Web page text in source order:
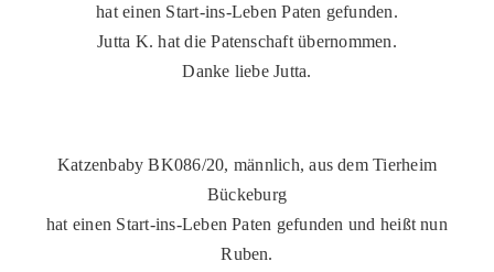
hat einen Start-ins-Leben Paten gefunden.
Jutta K. hat die Patenschaft übernommen.
Danke liebe Jutta.
Katzenbaby BK086/20, männlich, aus dem Tierheim
Bückeburg
hat einen Start-ins-Leben Paten gefunden und heißt nun
Ruben.